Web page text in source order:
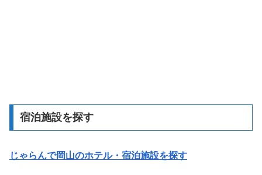
宿泊施設を探す
じゃらんで岡山のホテル・宿泊施設を探す